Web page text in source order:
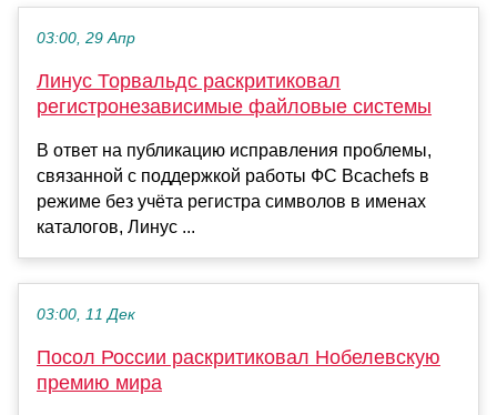
03:00, 29 Апр
Линус Торвальдс раскритиковал
регистронезависимые файловые системы
В ответ на публикацию исправления проблемы,
связанной с поддержкой работы ФС Bcachefs в
режиме без учёта регистра символов в именах
каталогов, Линус ...
03:00, 11 Дек
Посол России раскритиковал Нобелевскую
премию мира